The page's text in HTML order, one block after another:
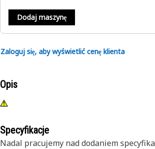
Dodaj maszynę
Zaloguj się, aby wyświetlić cenę klienta
Opis
Specyfikacje
Nadal pracujemy nad dodaniem